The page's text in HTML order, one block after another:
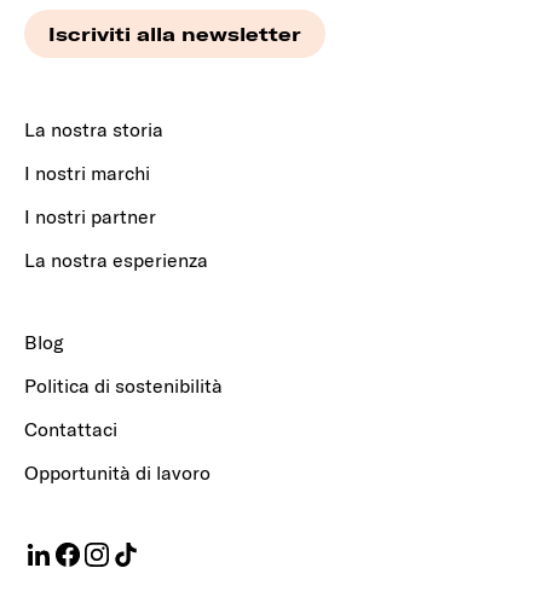
La nostra storia
I nostri marchi
I nostri partner
La nostra esperienza
Blog
Politica di sostenibilità
Contattaci
Opportunità di lavoro